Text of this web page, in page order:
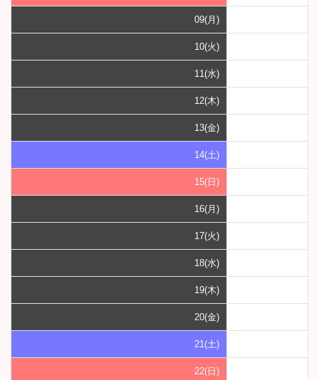
09(月)
10(火)
11(水)
12(木)
13(金)
14(土)
15(日)
16(月)
17(火)
18(水)
19(木)
20(金)
21(土)
22(日)